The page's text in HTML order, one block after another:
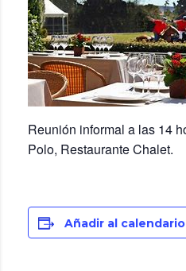
Reunión informal a las 14
Polo, Restaurante Chalet.
Añadir al calendario